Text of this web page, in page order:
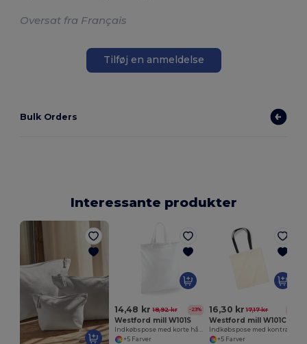
Oversat fra Français
Tilføj en anmeldelse
Bulk Orders
Interessante produkter
14,48 kr 18,92 kr -23%
Westford mill W101S
+5 Farver
16,30 kr 17,17 kr
Westford mill W101C
+5 Farver